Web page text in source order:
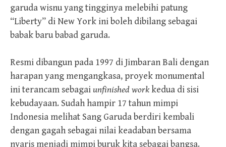
garuda wisnu yang tingginya melebihi patung
“Liberty” di New York ini boleh dibilang sebagai
babak baru babad garuda.
Resmi dibangun pada 1997 di Jimbaran Bali dengan
harapan yang mengangkasa, proyek monumental
ini terancam sebagaiunfinished workkedua di sisi
kebudayaan. Sudah hampir 17 tahun mimpi
Indonesia melihat Sang Garuda berdiri kembali
dengan gagah sebagai nilai keadaban bersama
nyaris menjadi mimpi buruk kita sebagai bangsa.